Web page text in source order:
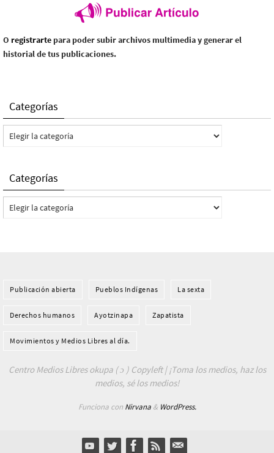
O registrarte para poder subir archivos multimedia y generar el
historial de tus publicaciones.
Categorías
Categorías
Categorías
Categorías
Publicación abierta Pueblos Indí­genas La sexta
Derechos humanos Ayotzinapa Zapatista
Movimientos y Medios Libres al día.
Centro Medios Libres okupa ( ɔ ) Copyleft | ¡Toma los medios, haz los
medios, sé los medios!
Funciona con Nirvana& WordPress.